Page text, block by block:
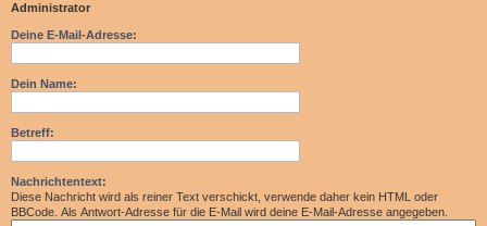
Administrator
Deine E-Mail-Adresse:
Dein Name:
Betreff:
Nachrichtentext:
Diese Nachricht wird als reiner Text verschickt, verwende daher kein HTML oder
BBCode. Als Antwort-Adresse für die E-Mail wird deine E-Mail-Adresse angegeben.